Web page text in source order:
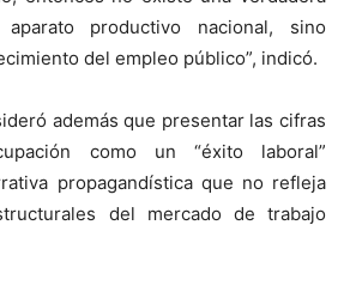
productivo nacional, sino
del empleo público”, indicó.
además que presentar las cifras
como un “éxito laboral”
propagandística que no refleja
del mercado de trabajo